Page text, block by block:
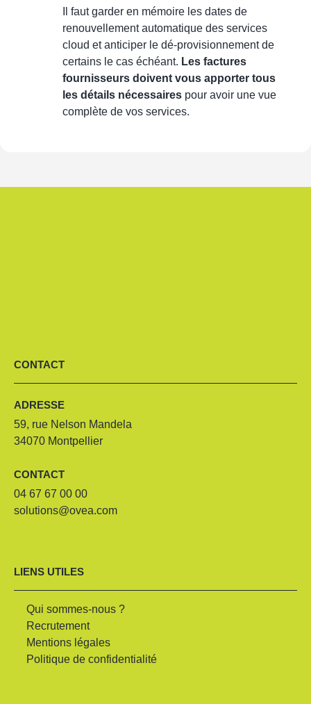
Il faut garder en mémoire les dates de
renouvellement automatique des services
cloud et anticiper le dé-provisionnement de
certains le cas échéant. Les factures
fournisseurs doivent vous apporter tous
les détails nécessaires pour avoir une vue
complète de vos services.
CONTACT
ADRESSE
59, rue Nelson Mandela
34070 Montpellier
CONTACT
04 67 67 00 00
solutions@ovea.com
LIENS UTILES
Qui sommes-nous ?
Recrutement
Mentions légales
Politique de confidentialité